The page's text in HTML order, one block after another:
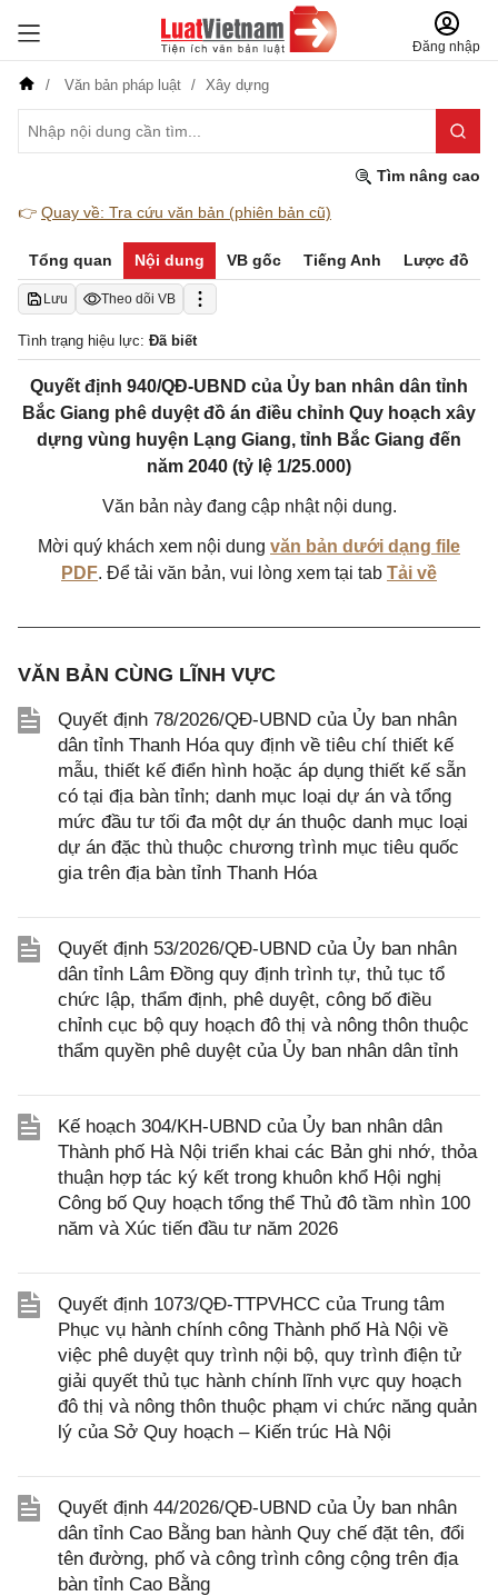
Đăng nhập
Văn bản pháp luật Xây dựng
Tìm nâng cao
👉 Quay về: Tra cứu văn bản (phiên bản cũ)
Tổng quan Nội dung VB gốc Tiếng Anh Lược đồ
Lưu Theo dõi VB
Tình trạng hiệu lực: Đã biết
Quyết định 940/QĐ-UBND của Ủy ban nhân dân tỉnh
Bắc Giang phê duyệt đồ án điều chỉnh Quy hoạch xây
dựng vùng huyện Lạng Giang, tỉnh Bắc Giang đến
năm 2040 (tỷ lệ 1/25.000)
Văn bản này đang cập nhật nội dung.
Mời quý khách xem nội dung văn bản dưới dạng file
PDF. Để tải văn bản, vui lòng xem tại tab Tải về
VĂN BẢN CÙNG LĨNH VỰC
Quyết định 78/2026/QĐ-UBND của Ủy ban nhân
dân tỉnh Thanh Hóa quy định về tiêu chí thiết kế
mẫu, thiết kế điển hình hoặc áp dụng thiết kế sẵn
có tại địa bàn tỉnh; danh mục loại dự án và tổng
mức đầu tư tối đa một dự án thuộc danh mục loại
dự án đặc thù thuộc chương trình mục tiêu quốc
gia trên địa bàn tỉnh Thanh Hóa
Quyết định 53/2026/QĐ-UBND của Ủy ban nhân
dân tỉnh Lâm Đồng quy định trình tự, thủ tục tổ
chức lập, thẩm định, phê duyệt, công bố điều
chỉnh cục bộ quy hoạch đô thị và nông thôn thuộc
thẩm quyền phê duyệt của Ủy ban nhân dân tỉnh
Kế hoạch 304/KH-UBND của Ủy ban nhân dân
Thành phố Hà Nội triển khai các Bản ghi nhớ, thỏa
thuận hợp tác ký kết trong khuôn khổ Hội nghị
Công bố Quy hoạch tổng thể Thủ đô tầm nhìn 100
năm và Xúc tiến đầu tư năm 2026
Quyết định 1073/QĐ-TTPVHCC của Trung tâm
Phục vụ hành chính công Thành phố Hà Nội về
việc phê duyệt quy trình nội bộ, quy trình điện tử
giải quyết thủ tục hành chính lĩnh vực quy hoạch
đô thị và nông thôn thuộc phạm vi chức năng quản
lý của Sở Quy hoạch – Kiến trúc Hà Nội
Quyết định 44/2026/QĐ-UBND của Ủy ban nhân
dân tỉnh Cao Bằng ban hành Quy chế đặt tên, đổi
tên đường, phố và công trình công cộng trên địa
bàn tỉnh Cao Bằng